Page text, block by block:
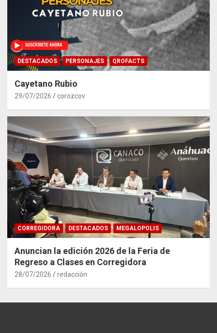
DESTACADOS PERSONAJES QROFACTS
Cayetano Rubio
29/07/2026 corozcov
CORREGIDORA DESTACADOS MEGALOPOLIS
Anuncian la edición 2026 de la Feria de
Regreso a Clases en Corregidora
28/07/2026 redacción